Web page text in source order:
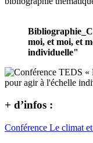
moi, et moi, et
individuelle"
+ d’infos :
Conférence Le climat